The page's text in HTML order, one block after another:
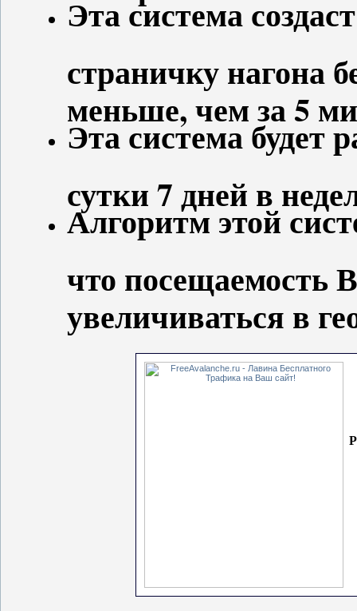
Эта система
страничку нагона
меньше, чем за 5
Эта система будет
сутки 7 дней в
Алгоритм этой
что посещаемость
увеличиваться в